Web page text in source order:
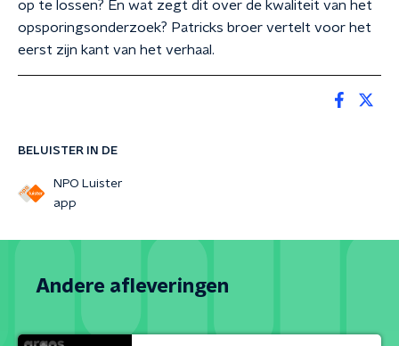
BELUISTER IN DE
NPO Luister
app
op te lossen? En wat zegt dit over de kwaliteit van het
opsporingsonderzoek? Patricks broer vertelt voor het
eerst zijn kant van het verhaal.
Andere afleveringen